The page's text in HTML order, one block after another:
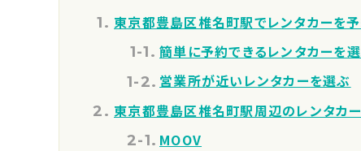
東京都豊島区椎名町駅でレンタカーを
簡単に予約できるレンタカーを
営業所が近いレンタカーを選ぶ
東京都豊島区椎名町駅周辺のレンタカ
MOOV